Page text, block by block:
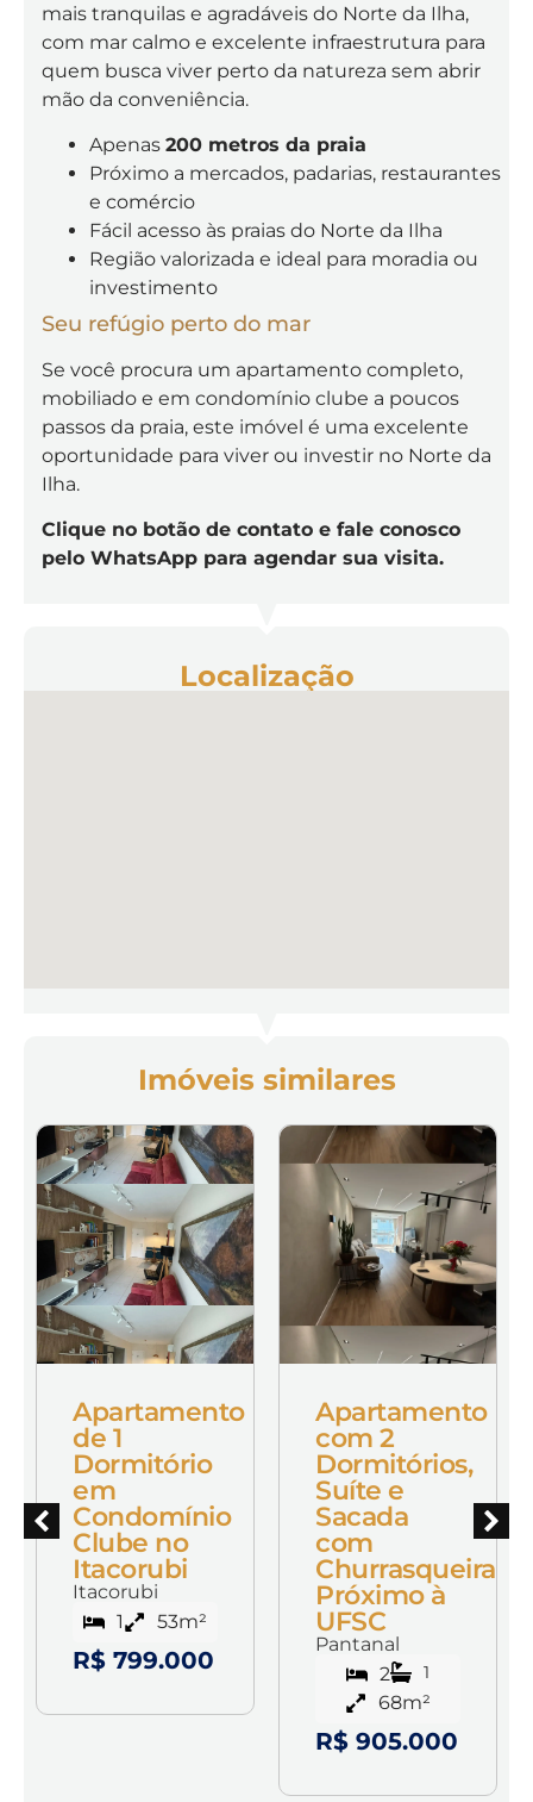
mais tranquilas e agradáveis do Norte da Ilha,
com mar calmo e excelente infraestrutura para
quem busca viver perto da natureza sem abrir
mão da conveniência.
Apenas 200 metros da praia
Próximo a mercados, padarias, restaurantes
e comércio
Fácil acesso às praias do Norte da Ilha
Região valorizada e ideal para moradia ou
investimento
Seu refúgio perto do mar
Se você procura um apartamento completo,
mobiliado e em condomínio clube a poucos
passos da praia, este imóvel é uma excelente
oportunidade para viver ou investir no Norte da
Ilha.
Clique no botão de contato e fale conosco
pelo WhatsApp para agendar sua visita.
Localização
Imóveis similares
Apartamento
de 1
Dormitório
em
Condomínio
Clube no
Itacorubi
Itacorubi
1
53m²
R$ 799.000
Apartamento
com 2
Dormitórios,
Suíte e
Sacada
com
Churrasqueira
Próximo à
UFSC
Pantanal
2
1
68m²
R$ 905.000